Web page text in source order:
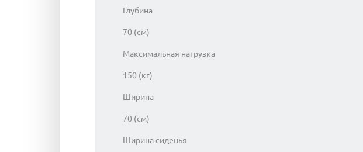
Глубина
70 (см)
Максимальная нагрузка
150 (кг)
Ширина
70 (см)
Ширина сиденья